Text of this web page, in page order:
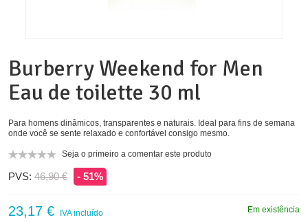
Burberry Weekend for Men
Eau de toilette 30 ml
Para homens dinâmicos, transparentes e naturais. Ideal para fins de semana
onde você se sente relaxado e confortável consigo mesmo.
Seja o primeiro a comentar este produto
PVS: 46,90 € - 51%
Em existência
23,17 € IVA incluído